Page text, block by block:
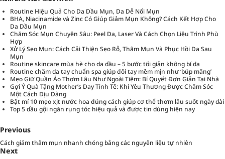
Routine Hiệu Quả Cho Da Dầu Mụn, Da Dễ Nổi Mụn
BHA, Niacinamide và Zinc Có Giúp Giảm Mụn Không? Cách Kết Hợp Cho
Da Dầu Mụn
Chăm Sóc Mụn Chuyên Sâu: Peel Da, Laser Và Cách Chọn Liệu Trình Phù
Hợp
Xử Lý Sẹo Mụn: Cách Cải Thiện Sẹo Rỗ, Thâm Mụn Và Phục Hồi Da Sau
Mụn
Routine skincare mùa hè cho da dầu – 5 bước tối giản không bí da
Routine chăm da tay chuẩn spa giúp đôi tay mềm mịn như ‘búp măng’
Mẹo Giữ Quần Áo Thơm Lâu Như Ngoài Tiệm: Bí Quyết Đơn Giản Tại Nhà
Gợi Ý Quà Tặng Mother’s Day Tinh Tế: Khi Yêu Thương Được Chăm Sóc
Một Cách Dịu Dàng
Bật mí 10 mẹo xịt nước hoa đúng cách giúp cơ thể thơm lâu suốt ngày dài
Top 5 dầu gội ngăn rụng tóc hiệu quả và được tin dùng hiện nay
Previous
Cách giảm thâm mụn nhanh chóng bằng các nguyên liệu tự nhiên
Next